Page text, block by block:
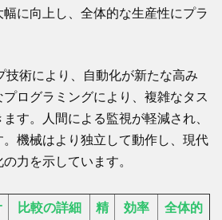
に向上し、全体的な生産性にプラ
技術により、自動化が新たな高み
ログラミングにより、複雑なタス
す。人間による監視が軽減され、
機械はより独立して動作し、現代
力を示しています。
比較の詳細
精
効率
全体的